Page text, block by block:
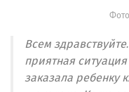
Всем
приятная
заказала ребенку